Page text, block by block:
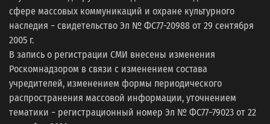
сфере массовых коммуникаций и охране культурного
наследия − свидетельство Эл № ФС77-20988 от 29 сентября
2005 г.
В запись о регистрации СМИ внесены изменения
Роскомнадзором в связи с изменением состава
учредителей, изменением формы периодического
распространения массовой информации, уточнением
тематики − регистрационный номер Эл № ФС77−79023 от 22